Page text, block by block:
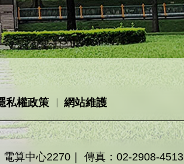
私權政策 網站維護
算中心2270｜ 傳真：02-2908-4513